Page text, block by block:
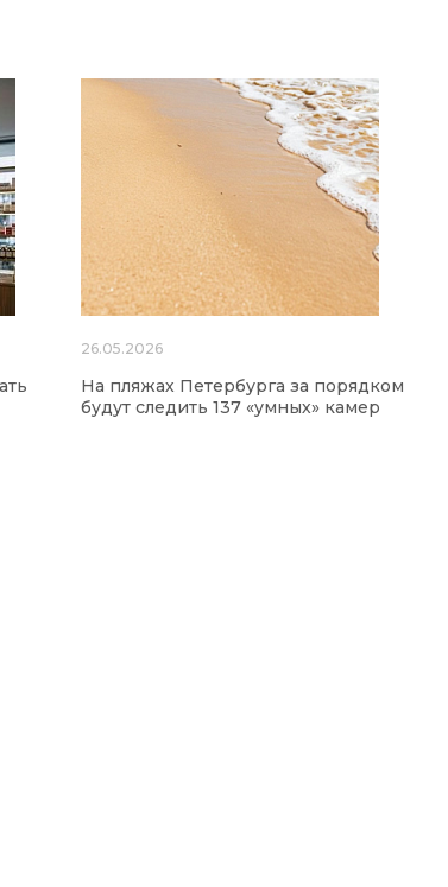
26.05.2026
На пляжах Петербурга за порядком
будут следить 137 «умных» камер